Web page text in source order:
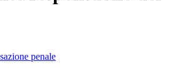
penale